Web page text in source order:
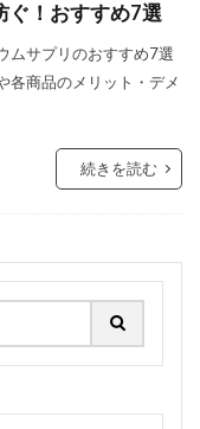
ぐ！おすすめ7選
ムサプリのおすすめ7選
各商品のメリット・デメ
続きを読む